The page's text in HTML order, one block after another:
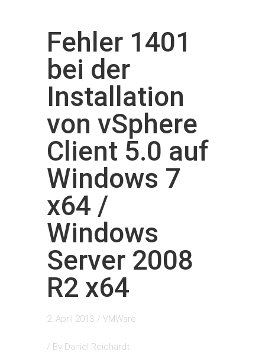
Fehler 1401
bei der
Installation
von vSphere
Client 5.0 auf
Windows 7
x64 /
Windows
Server 2008
R2 x64
2. April 2013 / VMWare
/ By Daniel Reichardt